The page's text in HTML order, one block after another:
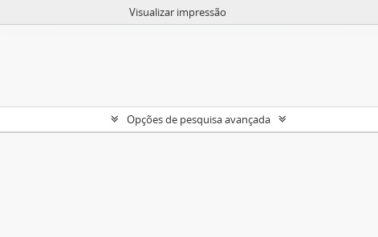
Visualizar impressão
Opções de pesquisa avançada